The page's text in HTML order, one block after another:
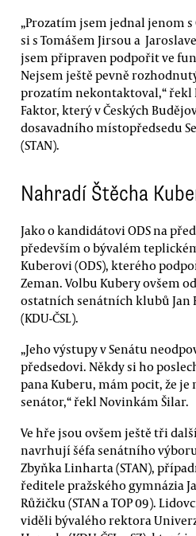
„Prozatím jsem jednal jenom s
si s Tomášem Jirsou a
jsem připraven podpořit ve
Nejsem ještě pevně
prozatím nekontaktoval,“ řekl
Faktor, který v Českých
dosavadního místopředsedu
(STAN).
Nahradí Štěcha
Jako o kandidátovi ODS na
především o bývalém
Kuberovi (ODS), kterého
Zeman. Volbu Kubery ovšem
ostatních senátních klubů Jan
(KDU-ČSL).
„Jeho výstupy v Senátu
předsedovi. Někdy si ho
pana Kuberu, mám pocit, že je
senátor,“ řekl Novinkám Šilar.
Ve hře jsou ovšem ještě tři
navrhují šéfa senátního
Zbyňka Linharta (STAN),
ředitele pražského gymnázia
Růžičku (STAN a TOP 09).
viděli bývalého rektora